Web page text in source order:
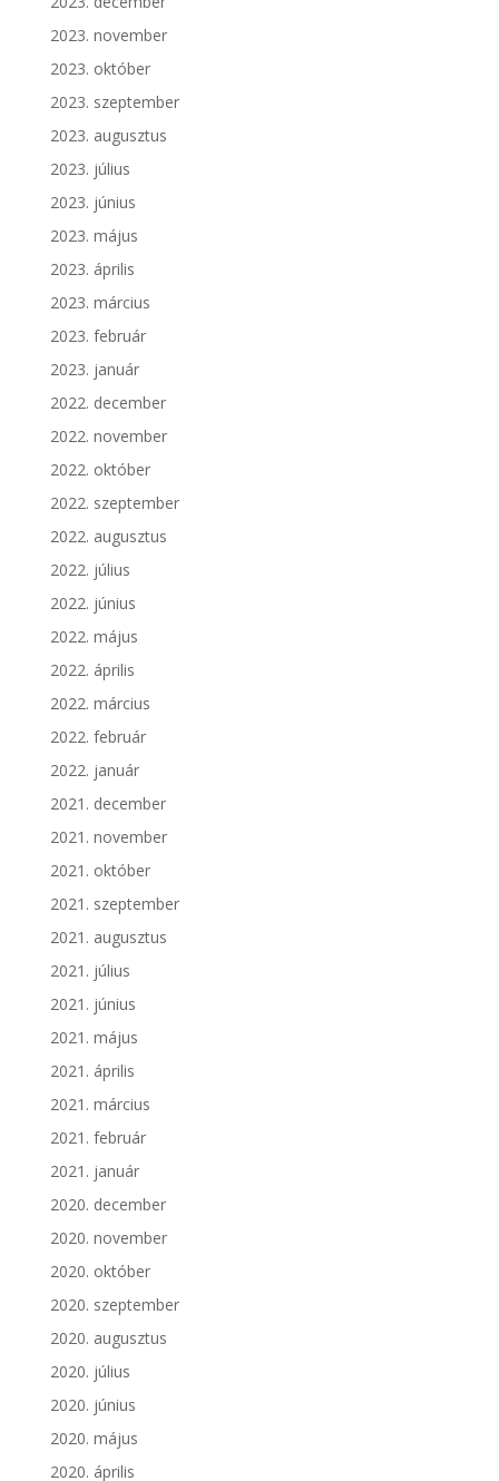
2023. november
2023. október
2023. szeptember
2023. augusztus
2023. július
2023. június
2023. május
2023. április
2023. március
2023. február
2023. január
2022. december
2022. november
2022. október
2022. szeptember
2022. augusztus
2022. július
2022. június
2022. május
2022. április
2022. március
2022. február
2022. január
2021. december
2021. november
2021. október
2021. szeptember
2021. augusztus
2021. július
2021. június
2021. május
2021. április
2021. március
2021. február
2021. január
2020. december
2020. november
2020. október
2020. szeptember
2020. augusztus
2020. július
2020. június
2020. május
2020. április